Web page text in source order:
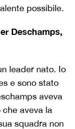
possibile.
Deschamps,
leader nato. Io
e sono stato
aveva
aveva la
squadra non